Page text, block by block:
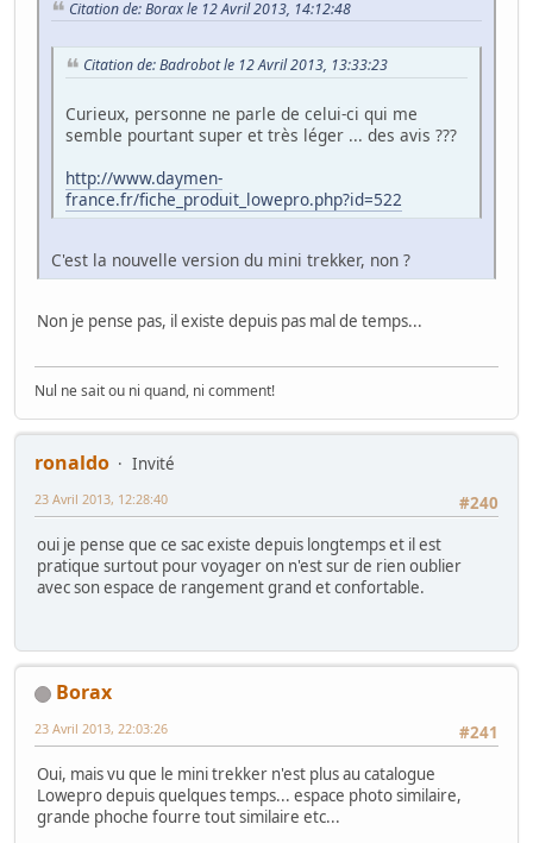
Citation de: Borax le 12 Avril 2013, 14:12:48
Citation de: Badrobot le 12 Avril 2013, 13:33:23
Curieux, personne ne parle de celui-ci qui me
semble pourtant super et très léger ... des avis ???
http://www.daymen-
france.fr/fiche_produit_lowepro.php?id=522
C'est la nouvelle version du mini trekker, non ?
Non je pense pas, il existe depuis pas mal de temps...
Nul ne sait ou ni quand, ni comment!
ronaldo
Invité
#240
23 Avril 2013, 12:28:40
oui je pense que ce sac existe depuis longtemps et il est
pratique surtout pour voyager on n'est sur de rien oublier
avec son espace de rangement grand et confortable.
Borax
#241
23 Avril 2013, 22:03:26
Oui, mais vu que le mini trekker n'est plus au catalogue
Lowepro depuis quelques temps... espace photo similaire,
grande phoche fourre tout similaire etc...